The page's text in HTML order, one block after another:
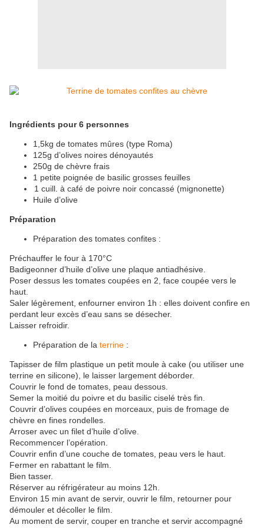
Ingrédients pour 6 personnes
1,5kg de tomates mûres (type Roma)
125g d’olives noires dénoyautés
250g de chèvre frais
1 petite poignée de basilic grosses feuilles
1 cuill. à café de poivre noir concassé (mignonette)
Huile d’olive
Préparation
Préparation des tomates confites :
Préchauffer le four à 170°C
Badigeonner d’huile d’olive une plaque antiadhésive.
Poser dessus les tomates coupées en 2, face coupée vers le
haut.
Saler légèrement, enfourner environ 1h : elles doivent confire en
perdant leur excès d’eau sans se désecher.
Laisser refroidir.
Préparation de la terrine :
Tapisser de film plastique un petit moule à cake (ou utiliser une
terrine en silicone), le laisser largement déborder.
Couvrir le fond de tomates, peau dessous.
Semer la moitié du poivre et du basilic ciselé très fin.
Couvrir d’olives coupées en morceaux, puis de fromage de
chèvre en fines rondelles.
Arroser avec un filet d’huile d’olive.
Recommencer l’opération.
Couvrir enfin d’une couche de tomates, peau vers le haut.
Fermer en rabattant le film.
Bien tasser.
Réserver au réfrigérateur au moins 12h.
Environ 15 min avant de servir, ouvrir le film, retourner pour
démouler et décoller le film.
Au moment de servir, couper en tranche et servir accompagné